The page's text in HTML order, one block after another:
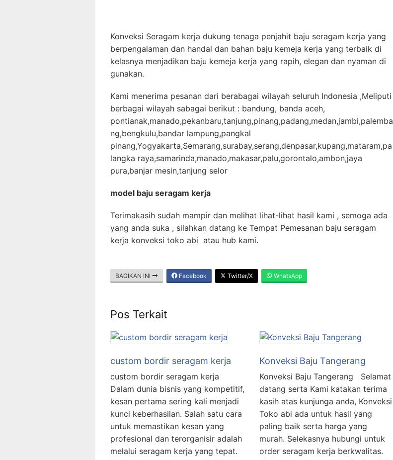
Konveksi Seragam kerja dukung tenaga penjahit baju seragam kerja yang
berpengalaman dan handal dan bahan baju kemeja kerja yang terbaik di
kelasnya menjadikan baju kemeja kerja yang rapih, elegan dan nyaman di
gunakan.
Kami menerima pesanan dari berabagai wilayah seluruh Indonesia ,Meliputi
berbagai wilayah sabagai berikut : bandung, banda aceh,
pontianak,manado,pekanbaru,tanjung,pinang,padang,medan,jambi,palemba
ng,bengkulu,bandar lampung,pangkal
pinang,Yogyakarta,Semarang,surabay,serang,denpasar,kupang,mataram,pa
langka raya,samarinda,manado,makasar,palu,gorontalo,ambon,jaya
pura,banjar mesin,tanjung selor
model baju seragam kerja
Terimakasih sudah mampir dan melihat lihat-lihat hasil kami , semoga ada
yang anda suka , silahkan datang ke Tempat Pemesanan baju seragam
kerja konveksi toko abi atau hub kami.
BAGIKAN INI Facebook Twitter/X WhatsApp
Pos Terkait
custom bordir seragam kerja
custom bordir seragam kerja
Dalam dunia bisnis yang kompetitif,
kesan pertama sering kali menjadi
kunci keberhasilan. Salah satu cara
untuk memastikan kesan yang
profesional dan terorganisir adalah
melalui seragam kerja yang tepat.
Konveksi Baju Tangerang
Konveksi Baju Tangerang Selamat
datang serta Kami katakan terima
kasih atas kunjunga anda, Konveksi
Toko abi ada untuk hasil yang
paling baik serta harga yang
murah. Selekasnya hubungi untuk
order seragam kerja berkwalitas.